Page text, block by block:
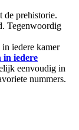
de prehistorie.
Tegenwoordig
in iedere
eenvoudig in
nummers.